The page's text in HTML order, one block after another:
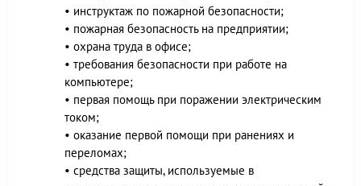
• инструктаж по пожарной безопасности;
• пожарная безопасность на предприятии;
• охрана труда в офисе;
• требования безопасности при работе на
компьютере;
• первая помощь при поражении электрическим
током;
• оказание первой помощи при ранениях и
переломах;
• средства защиты, используемые в